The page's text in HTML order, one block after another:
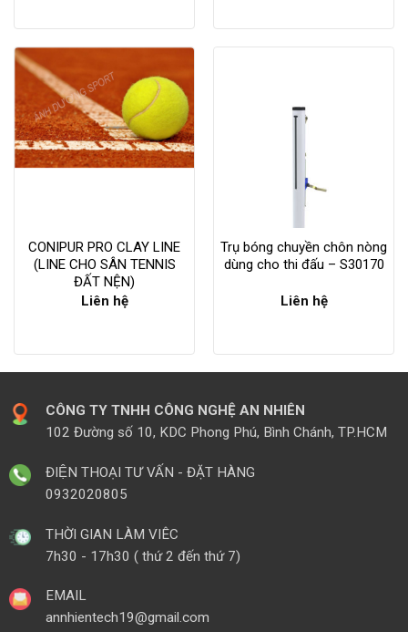
CONIPUR PRO CLAY LINE
(LINE CHO SÂN TENNIS
ĐẤT NỆN)
Liên hệ
Trụ bóng chuyền chôn nòng
dùng cho thi đấu – S30170
Liên hệ
CÔNG TY TNHH CÔNG NGHỆ AN NHIÊN
102 Đường số 10, KDC Phong Phú, Bình Chánh, TP.HCM
ĐIỆN THOẠI TƯ VẤN - ĐẶT HÀNG
0932020805
THỜI GIAN LÀM VIÊC
7h30 - 17h30 ( thứ 2 đến thứ 7)
EMAIL
annhientech19@gmail.com